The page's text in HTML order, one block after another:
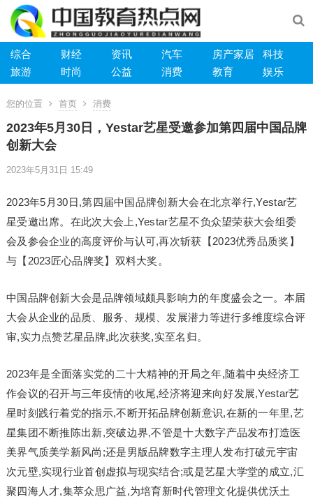
综合 财经 资讯 汽车 房产家居
科技
旅游
时尚 公益 消费 教育 娱乐
您的位置 首页 消费
2023年5月30日，Yestar艺星受邀参加第四届中国品牌
创新大会
2023年5月31日 15:49
2023年5月30日,第四届中国品牌创新大会在北京举行,Yestar艺
星受邀出席。在此次大会上,Yestar艺星不负众望荣获大会组委
会及参会企业的高度评价与认可,再次斩获【2023优秀品质奖】
与【2023匠心品牌奖】双料大奖。
中国品牌创新大会是品牌领域颇具影响力的年度盛会之一。本届
大会从企业的品质、服务、规模、发展潜力等进行多维度综合评
审,实力点赞艺星品牌,此次获奖,实至名归。
2023年是全面落实党的二十大精神的开局之年,随着中央经济工
作会议的召开与三年疫情的收尾,经济将迎来向好发展,Yestar艺
星时刻践行着党的指示,不断开拓品牌创新意识,在新的一年里,艺
星集团不断推陈出新,突破边界,不管是十大数字产品发布打造医
美界气质美学新风尚;还是男版品牌数字主理人发布打破元宇宙
次元壁,实现行业首创虚拟与现实结合;或是艺星大学堂的成立,汇
聚四海人才,集萃众思广益,为培育新时代管理文化提供优沃土